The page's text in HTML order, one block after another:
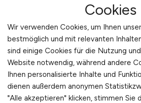
ITSTEPS bringt Klarheit in
Stellenangeboten, die nicht
Tools auflisten, sondern
Steuerungsverantwortung
Fachkräfte sehen bei uns, ob
Migrationsprojekt mit
führen oder eine agile
Cookies
Wir verwenden Cookies, um Ihnen
bestmöglich und mit relevanten
sind einige Cookies für die Nutzung
Website notwendig, während andere
Ihnen personalisierte Inhalte und
dienen außerdem anonymen
"Alle akzeptieren" klicken, stimmen Sie